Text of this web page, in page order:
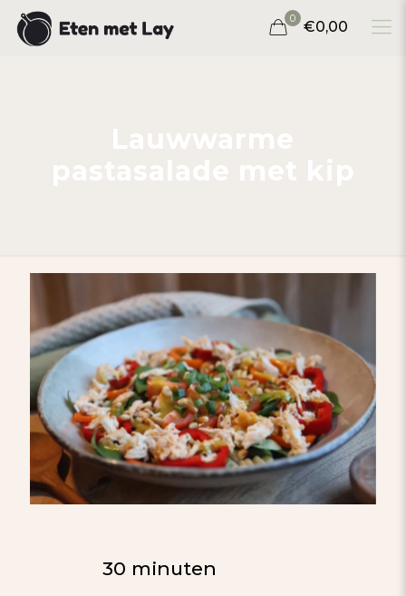
0 €0,00
30 minuten